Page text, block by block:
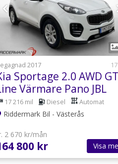
1
2017
Sportage 2.0 AWD
Värmare Pano JBL
Drag
17 216 mil Diesel Automat
Riddermark Bil - Västerås
2 670 kr/mån
800 kr Visa